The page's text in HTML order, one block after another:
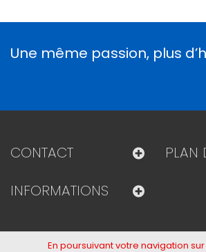
Une même passion, plus
CONTACT
PLAN
INFORMATIONS
En poursuivant votre navigation